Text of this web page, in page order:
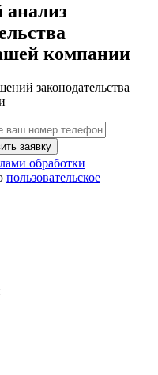
анализ
компании
законодательства
заявку
обработки
пользовательское